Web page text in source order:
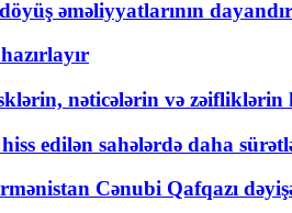
əməliyyatlarının
nəticələrin və
edilən sahələrdə daha
Cənubi Qafqazı